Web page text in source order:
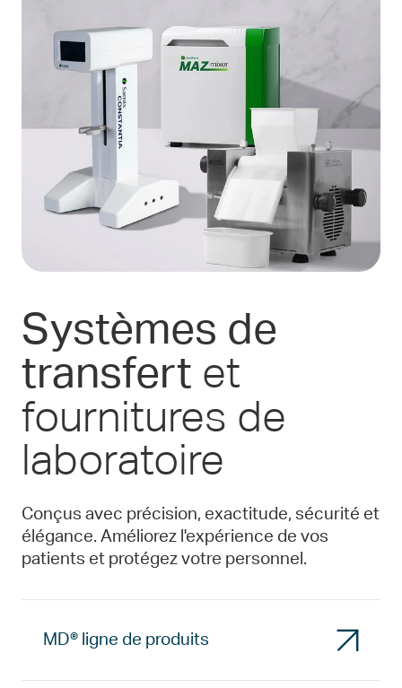
Systèmes de
transfert et
fournitures de
laboratoire
Conçus avec précision, exactitude, sécurité et
élégance. Améliorez l'expérience de vos
patients et protégez votre personnel.
MD® ligne de produits